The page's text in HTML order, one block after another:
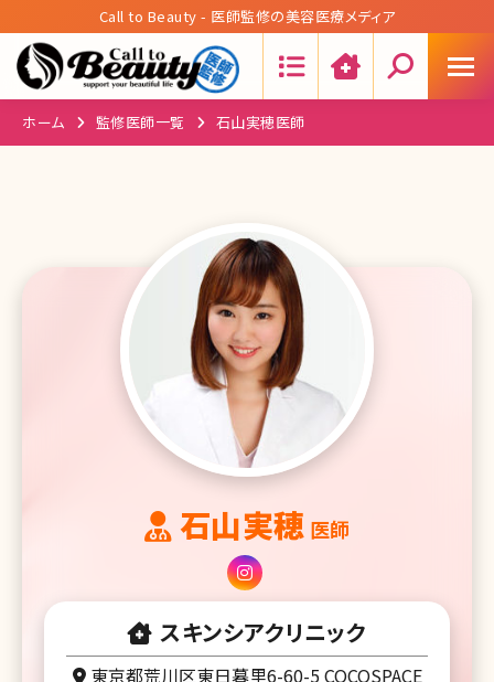
Call to Beauty - 医師監修の美容医療メディア
ホーム 監修医師一覧 石山実穂医師
石山実穂 医師
スキンシアクリニック
東京都荒川区東日暮里6-60-5 COCOSPACE